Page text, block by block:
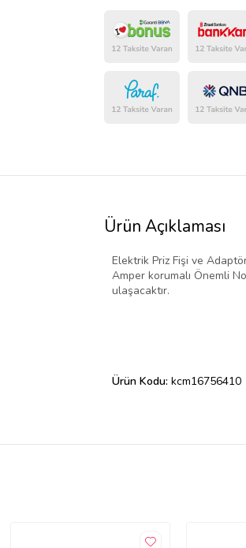
Ürün Açıklaması
Elektrik Priz Fişi ve
Amper korumalı Önemli
ulaşacaktır.
Ürün Kodu: kcm16756410